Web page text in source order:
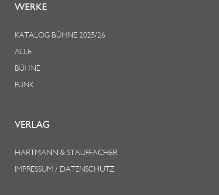
WERKE
KATALOG BÜHNE 2025/26
ALLE
BÜHNE
FUNK
VERLAG
HARTMANN & STAUFFACHER
IMPRESSUM / DATENSCHUTZ